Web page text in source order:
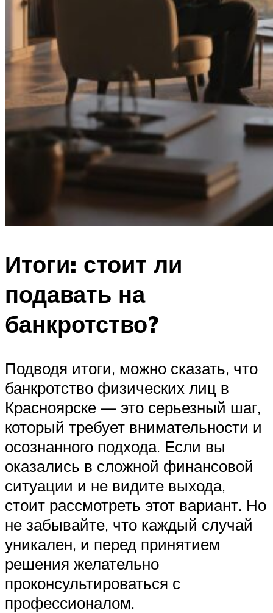
Итоги: стоит ли
подавать на
банкротство?
Подводя итоги, можно сказать, что
банкротство физических лиц в
Красноярске — это серьезный шаг,
который требует внимательности и
осознанного подхода. Если вы
оказались в сложной финансовой
ситуации и не видите выхода,
стоит рассмотреть этот вариант. Но
не забывайте, что каждый случай
уникален, и перед принятием
решения желательно
проконсультироваться с
профессионалом.